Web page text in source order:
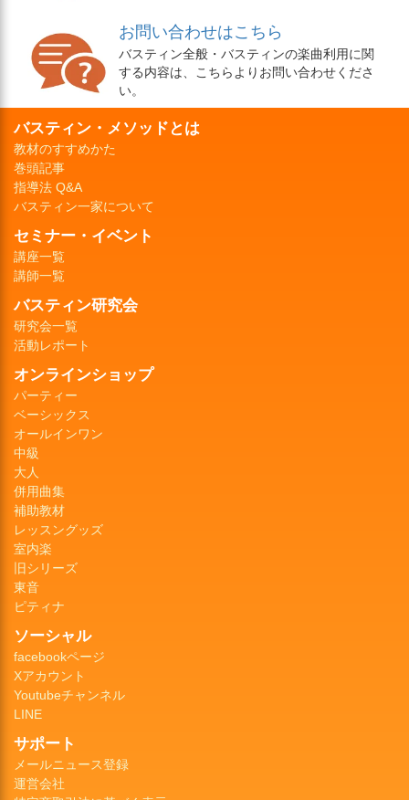
お問い合わせはこちら
バスティン全般・バスティンの楽曲利用に関
する内容は、こちらよりお問い合わせくださ
い。
バスティン・メソッドとは
教材のすすめかた
巻頭記事
指導法 Q&A
バスティン一家について
セミナー・イベント
講座一覧
講師一覧
バスティン研究会
研究会一覧
活動レポート
オンラインショップ
パーティー
ベーシックス
オールインワン
中級
大人
併用曲集
補助教材
レッスングッズ
室内楽
旧シリーズ
東音
ピティナ
ソーシャル
facebookページ
Xアカウント
Youtubeチャンネル
LINE
サポート
メールニュース登録
運営会社